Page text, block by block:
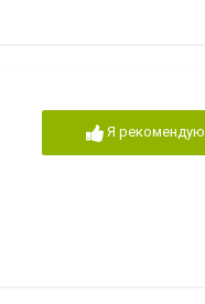
Я рекомендую